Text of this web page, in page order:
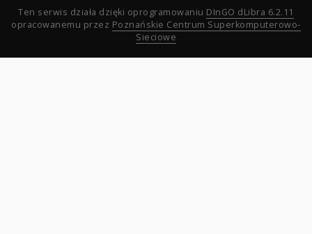
Ten serwis działa dzięki oprogramowaniu DInGO dLibra 6.2.11
opracowanemu przez Poznańskie Centrum Superkomputerowo-
Sieciowe